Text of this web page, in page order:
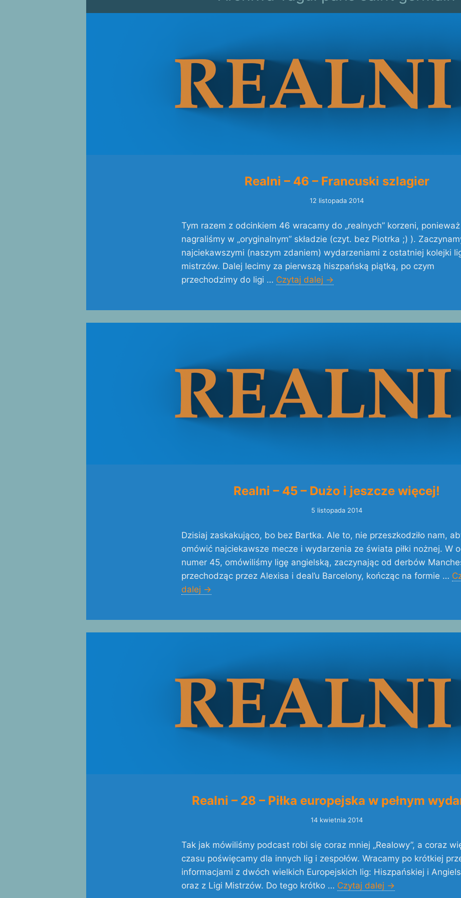
Realni – 46 – Francuski szlagier
12 listopada 2014
Tym razem z odcinkiem 46 wracamy do „realnych” korzeni, ponieważ
nagraliśmy w „oryginalnym” składzie (czyt. bez Piotrka ;) ).
najciekawszymi (naszym zdaniem) wydarzeniami z ostatniej kolejki
mistrzów. Dalej lecimy za pierwszą hiszpańską piątką, po czym
przechodzimy do ligi … Czytaj dalej →
Realni – 45 – Dużo i jeszcze więcej!
5 listopada 2014
Dzisiaj zaskakująco, bo bez Bartka. Ale to, nie przeszkodziło nam,
omówić najciekawsze mecze i wydarzenia ze świata piłki nożnej. W
numer 45, omówiliśmy ligę angielską, zaczynając od derbów
przechodząc przez Alexisa i deal’u Barcelony, kończąc na formie …
dalej →
Realni – 28 – Piłka europejska w pełnym
14 kwietnia 2014
Tak jak mówiliśmy podcast robi się coraz mniej „Realowy”, a coraz
czasu poświęcamy dla innych lig i zespołów. Wracamy po krótkiej
informacjami z dwóch wielkich Europejskich lig: Hiszpańskiej i
oraz z Ligi Mistrzów. Do tego krótko … Czytaj dalej →